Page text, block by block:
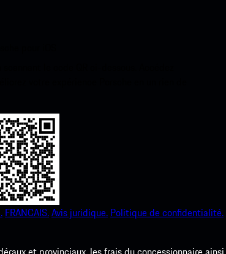
FRANCAIS.Avis juridique. Politique de confidentialité.